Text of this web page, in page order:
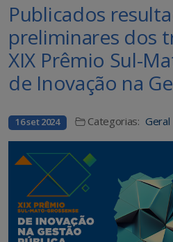
Publicados
preliminares dos
XIX Prêmio Sul-
de Inovação na
16 set 2024 Categorias: Geral